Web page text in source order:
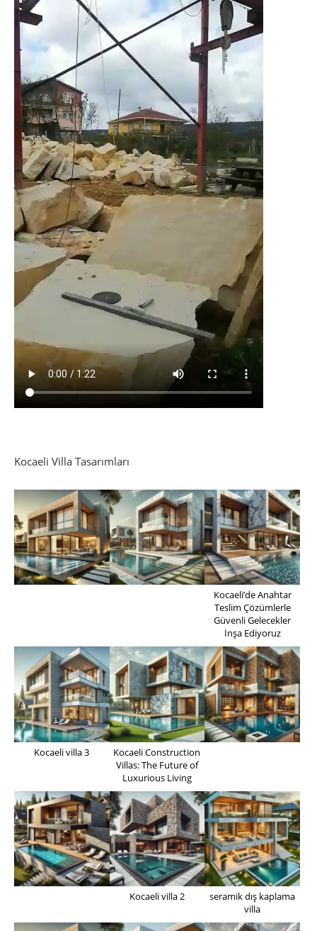
Kocaeli Villa Tasarımları
Kocaeli’de Anahtar
Teslim Çözümlerle
Güvenli Gelecekler
İnşa Ediyoruz
Kocaeli villa 3
Kocaeli Construction
Villas: The Future of
Luxurious Living
Kocaeli villa 2
seramik dış kaplama
villa